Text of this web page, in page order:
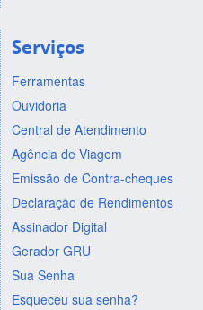
Serviços
Ferramentas
Ouvidoria
Central de Atendimento
Agência de Viagem
Emissão de Contra-cheques
Declaração de Rendimentos
Assinador Digital
Gerador GRU
Sua Senha
Esqueceu sua senha?